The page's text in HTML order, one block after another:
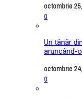
octombrie
0
Un tânăr
aruncând-o
octombrie
0